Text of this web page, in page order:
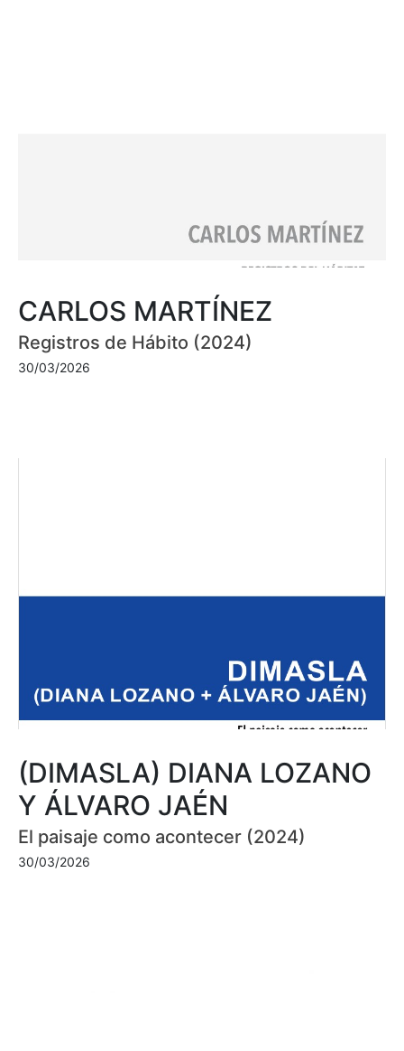
CARLOS MARTÍNEZ
Registros de Hábito (2024)
30/03/2026
(DIMASLA) DIANA LOZANO
Y ÁLVARO JAÉN
El paisaje como acontecer (2024)
30/03/2026